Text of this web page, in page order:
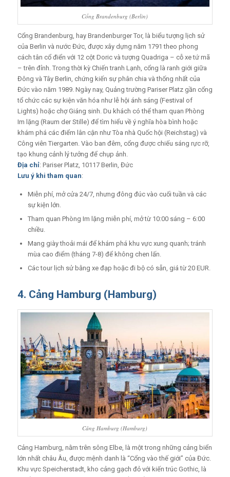
Cổng Brandenburg (Berlin)
Cổng Brandenburg, hay Brandenburger Tor, là biểu tượng lịch sử
của Berlin và nước Đức, được xây dựng năm 1791 theo phong
cách tân cổ điển với 12 cột Doric và tượng Quadriga – cỗ xe tứ mã
– trên đỉnh. Trong thời kỳ Chiến tranh Lạnh, cổng là ranh giới giữa
Đông và Tây Berlin, chứng kiến sự phân chia và thống nhất của
Đức vào năm 1989. Ngày nay, Quảng trường Pariser Platz gần cổng
tổ chức các sự kiện văn hóa như lễ hội ánh sáng (Festival of
Lights) hoặc chợ Giáng sinh. Du khách có thể tham quan Phòng
Im lặng (Raum der Stille) để tìm hiểu về ý nghĩa hòa bình hoặc
khám phá các điểm lân cận như Tòa nhà Quốc hội (Reichstag) và
Công viên Tiergarten. Vào ban đêm, cổng được chiếu sáng rực rỡ,
tạo khung cảnh lý tưởng để chụp ảnh.
Địa chỉ: Pariser Platz, 10117 Berlin, Đức
Lưu ý khi tham quan:
Miễn phí, mở cửa 24/7, nhưng đông đúc vào cuối tuần và các
sự kiện lớn.
Tham quan Phòng Im lặng miễn phí, mở từ 10:00 sáng – 6:00
chiều.
Mang giày thoải mái để khám phá khu vực xung quanh; tránh
mùa cao điểm (tháng 7-8) để không chen lấn.
Các tour lịch sử bằng xe đạp hoặc đi bộ có sẵn, giá từ 20 EUR.
4. Cảng Hamburg (Hamburg)
Cảng Hamburg (Hamburg)
Cảng Hamburg, nằm trên sông Elbe, là một trong những cảng biển
lớn nhất châu Âu, được mệnh danh là “Cổng vào thế giới” của Đức.
Khu vực Speicherstadt, kho cảng gạch đỏ với kiến trúc Gothic, là